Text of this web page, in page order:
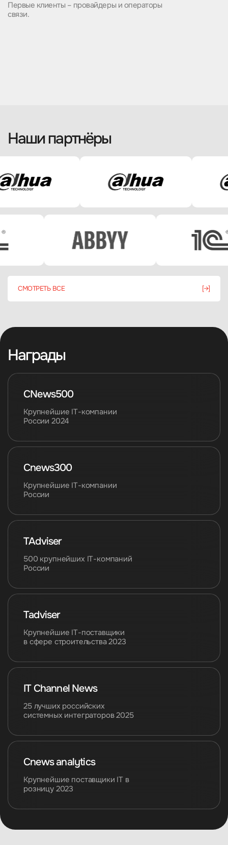
Первые клиенты – провайдеры и операторы
связи.
Наши партнёры
СМОТРЕТЬ ВСЕ [→]
Награды
CNews500
Крупнейшие IТ-компании
России 2024
Cnews300
Крупнейшие IТ-компании
России
TAdviser
500 крупнейших IT-компаний
России
Tadviser
Крупнейшие IT-поставщики
в сфере строительства 2023
IT Channel News
25 лучших российских
системных интеграторов 2025
Cnews analytics
Крупнейшие поставщики IТ в
розницу 2023